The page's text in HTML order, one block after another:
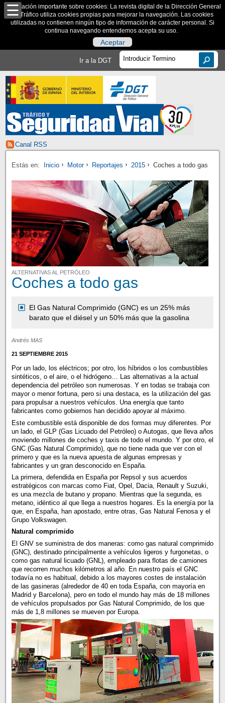
Información importante sobre cookies: La revista digital de la Dirección General
de Tráfico utiliza cookies propias para mejorar la navegación. Las cookies
utilizadas no contienen ningún tipo de información de carácter personal. Si
continua navegando entendemos acepta su uso.
Aceptar
Ir a la DGT
Canal RSS
Estás en: Inicio Motor Reportajes 2015 Coches a todo gas
ALTERNATIVAS AL PETRÓLEO
Coches a todo gas
El Gas Natural Comprimido (GNC) es un 25% más
barato que el diésel y un 50% más que la gasolina
Andrés MAS
21 SEPTIEMBRE 2015
Por un lado, los eléctricos; por otro, los híbridos o los combustibles
sintéticos, o el aire, o el hidrógeno… Las alternativas a la actual
dependencia del petróleo son numerosas. Y en todas se trabaja con
mayor o menor fortuna, pero si una destaca, es la utilización del gas
para propulsar a nuestros vehículos. Una energía que tanto
fabricantes como gobiernos han decidido apoyar al máximo.
Este combustible está disponible de dos formas muy diferentes. Por
un lado, el GLP (Gas Licuado del Petróleo) o Autogas, que lleva años
moviendo millones de coches y taxis de todo el mundo. Y por otro, el
GNC (Gas Natural Comprimido), que no tiene nada que ver con el
primero y que es la nueva apuesta de algunas empresas y
fabricantes y un gran desconocido en España.
La primera, defendida en España por Repsol y sus acuerdos
estratégicos con marcas como Fiat, Opel, Dacia, Renault y Suzuki,
es una mezcla de butano y propano. Mientras que la segunda, es
metano, idéntico al que llega a nuestros hogares. Es la energía por la
que, en España, han apostado, entre otras, Gas Natural Fenosa y el
Grupo Volkswagen.
Natural comprimido
El GNV se suministra de dos maneras: como gas natural comprimido
(GNC), destinado principalmente a vehículos ligeros y furgonetas, o
como gas natural licuado (GNL), empleado para flotas de camiones
que recorren muchos kilómetros al año. En nuestro país el GNC
todavía no es habitual, debido a los mayores costes de instalación
de las gasineras (alrededor de 40 en toda España, con mayoría en
Madrid y Barcelona), pero en todo el mundo hay más de 18 millones
de vehículos propulsados por Gas Natural Comprimido, de los que
más de 1,8 millones se mueven por Europa.